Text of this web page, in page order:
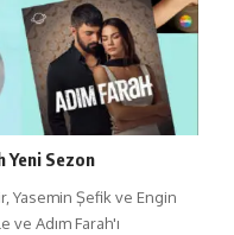
Yeni Sezon
Yasemin Şefik ve Engin
Adım Farah'ı